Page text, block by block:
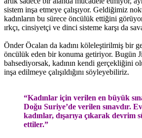
sistem inşa etmeye çalışıyor. Geldiğimiz
kadınların bu sürece öncülük ettiğini
ırkçı, cinsiyetçi ve dinci sisteme karşı da
Önder Öcalan da kadını köleleştirilmiş bir
öncülük eden bir konuma getiriyor. Bugün
bahsediyorsak, kadının kendi gerçekliğini
inşa edilmeye çalışıldığını söyleyebiliriz.
“Kadınlar için verilen en büyük
Doğu Suriye’de verilen sınavdır.
kadınlar, dışarıya çıkarak devrim
ettiler.”